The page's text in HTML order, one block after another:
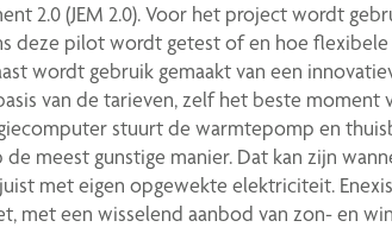
2.0 (JEM 2.0). Voor het project wordt
deze pilot wordt getest of en hoe
wordt gebruik gemaakt van een
van de tarieven, zelf het beste moment
stuurt de warmtepomp en
meest gunstige manier. Dat kan zijn
met eigen opgewekte elektriciteit.
met een wisselend aanbod van zon- en